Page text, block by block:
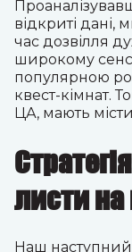
відкриті
час дозвілля
широкому
популярною
квест-кімнат.
ЦА, мають
листи на
Наш наступний